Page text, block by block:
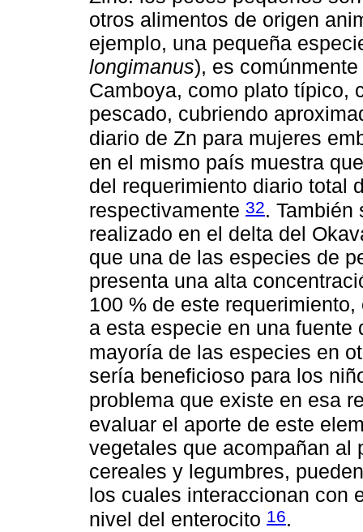
otros alimentos de origen
ejemplo, una pequeña
longimanus), es
Camboya, como plato típico,
pescado, cubriendo
diario de Zn para mujeres
en el mismo país muestra
del requerimiento diario total
respectivamente 32. También
realizado en el delta del
que una de las especies de
presenta una alta
100 % de este
a esta especie en una
mayoría de las especies en
sería beneficioso para los
problema que existe en esa
evaluar el aporte de este
vegetales que acompañan al
cereales y legumbres,
los cuales interaccionan con
nivel del enterocito 16.